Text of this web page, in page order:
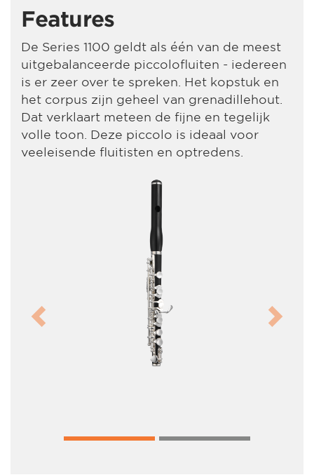
Features
De Series 1100 geldt als één van de meest
uitgebalanceerde piccolofluiten - iedereen
is er zeer over te spreken. Het kopstuk en
het corpus zijn geheel van grenadillehout.
Dat verklaart meteen de fijne en tegelijk
volle toon. Deze piccolo is ideaal voor
veeleisende fluitisten en optredens.
Previous Next